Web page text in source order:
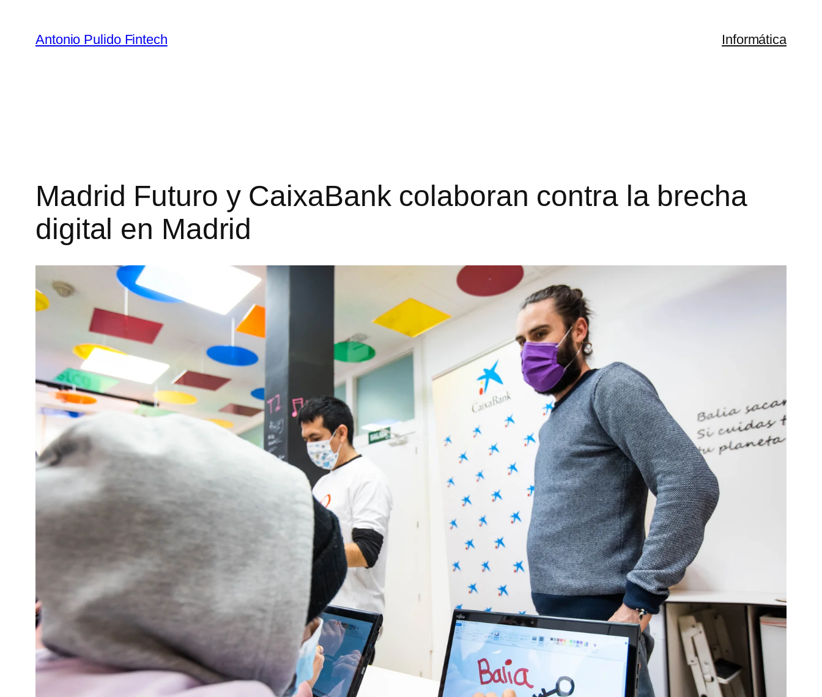
Antonio Pulido Fintech Informática
Madrid Futuro y CaixaBank colaboran contra la brecha
digital en Madrid